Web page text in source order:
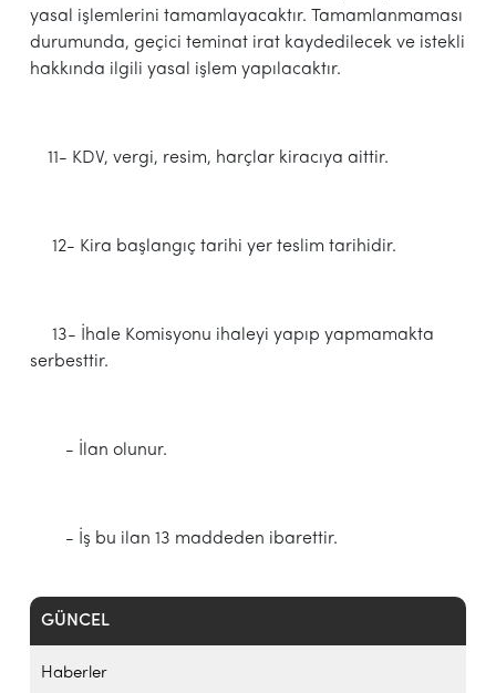
GÜNCEL
Haberler
yasal işlemlerini tamamlayacaktır. Tamamlanmaması
durumunda, geçici teminat irat kaydedilecek ve istekli
hakkında ilgili yasal işlem yapılacaktır.
11- KDV, vergi, resim, harçlar kiracıya aittir.
12- Kira başlangıç tarihi yer teslim tarihidir.
13- İhale Komisyonu ihaleyi yapıp yapmamakta
serbesttir.
- İlan olunur.
- İş bu ilan 13 maddeden ibarettir.